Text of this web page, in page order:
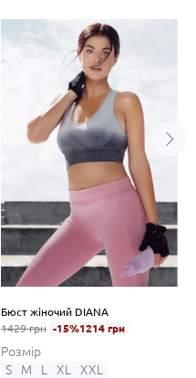
Бюст жіночий DIANA
1429 грн -15%1214 грн
Розмір
S
M L XL XXL